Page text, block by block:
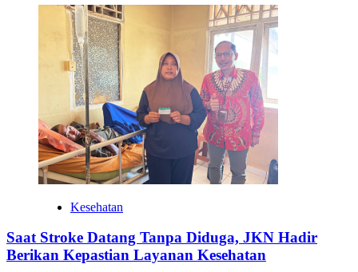
Kesehatan
Saat Stroke Datang Tanpa Diduga, JKN Hadir
Berikan Kepastian Layanan Kesehatan